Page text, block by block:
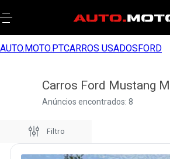
AUTO.MOTO.PTCARROS USADOSFORD
Carros Ford Mustang
Anúncios encontrados: 8
Filtro